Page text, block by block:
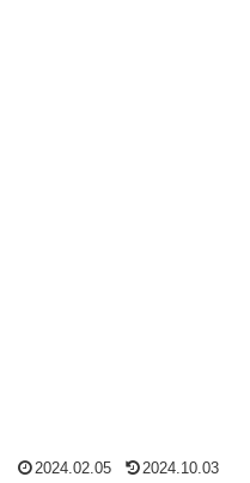
2024.02.05 2024.10.03